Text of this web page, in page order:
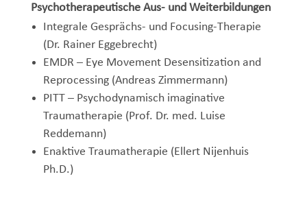
Psychotherapeutische Aus- und Weiterbildungen
Integrale Gesprächs- und Focusing-Therapie
(Dr. Rainer Eggebrecht)
EMDR – Eye Movement Desensitization and
Reprocessing (Andreas Zimmermann)
PITT – Psychodynamisch imaginative
Traumatherapie (Prof. Dr. med. Luise
Reddemann)
Enaktive Traumatherapie (Ellert Nijenhuis
Ph.D.)